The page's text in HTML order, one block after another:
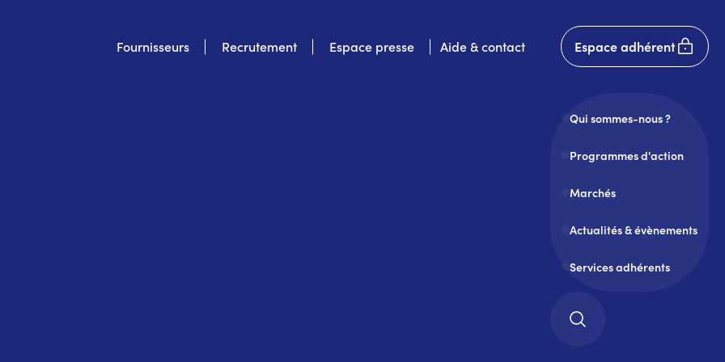
Fournisseurs Recrutement Espace presse Aide & contact
User
account
Espace adhérent
Qui sommes-nous ?
Programmes d'action
Marchés
Actualités & évènements
Services adhérents